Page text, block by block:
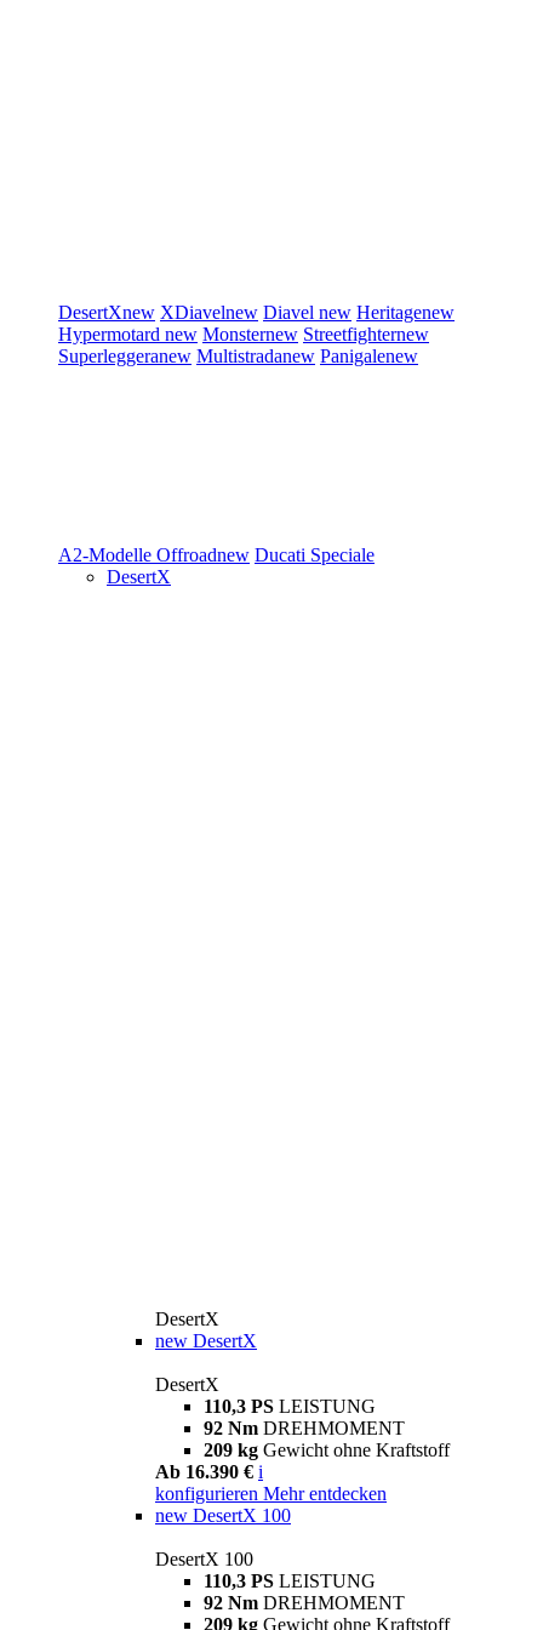
DesertXnew XDiavelnew Diavel new Heritagenew
Hypermotard new Monsternew Streetfighternew
Superleggeranew Multistradanew Panigalenew
A2-Modelle Offroadnew Ducati Speciale
DesertX
DesertX
new DesertX
DesertX
110,3 PS LEISTUNG
92 Nm DREHMOMENT
209 kg Gewicht ohne Kraftstoff
Ab 16.390 € i
konfigurieren Mehr entdecken
new DesertX 100
DesertX 100
110,3 PS LEISTUNG
92 Nm DREHMOMENT
209 kg Gewicht ohne Kraftstoff